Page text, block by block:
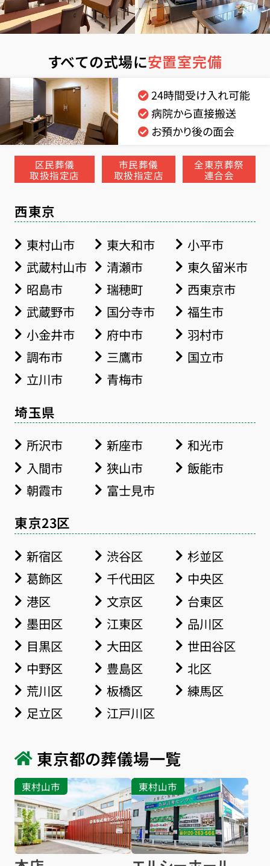
すべての式場に安置室完備
24時間受け入れ可能
病院から直接搬送
お預かり後の面会
区民葬儀
取扱指定店
市民葬儀
取扱指定店
全東京葬祭
連合会
西東京
東村山市 東大和市
小平市
武蔵村山市
清瀬市
東久留米市
昭島市
瑞穂町
西東京市
武蔵野市
国分寺市
福生市
小金井市
府中市
羽村市
調布市
三鷹市
国立市
立川市
青梅市
埼玉県
所沢市 新座市
和光市
入間市
狭山市
飯能市
朝霞市
富士見市
東京23区
新宿区 渋谷区
杉並区
葛飾区
千代田区
中央区
港区
文京区
台東区
墨田区
江東区
品川区
目黒区
大田区
世田谷区
中野区
豊島区
北区
荒川区
板橋区
練馬区
足立区
江戸川区
東京都の葬儀場一覧
東村山市 東村山市